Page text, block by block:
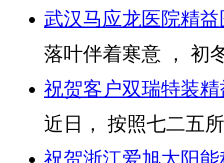
武汉马应龙医院精
落叶伴着寒意 ， 初
祝贺客户双瑞特装
近日， 按照七二五
祝贺浙江爱旭太阳